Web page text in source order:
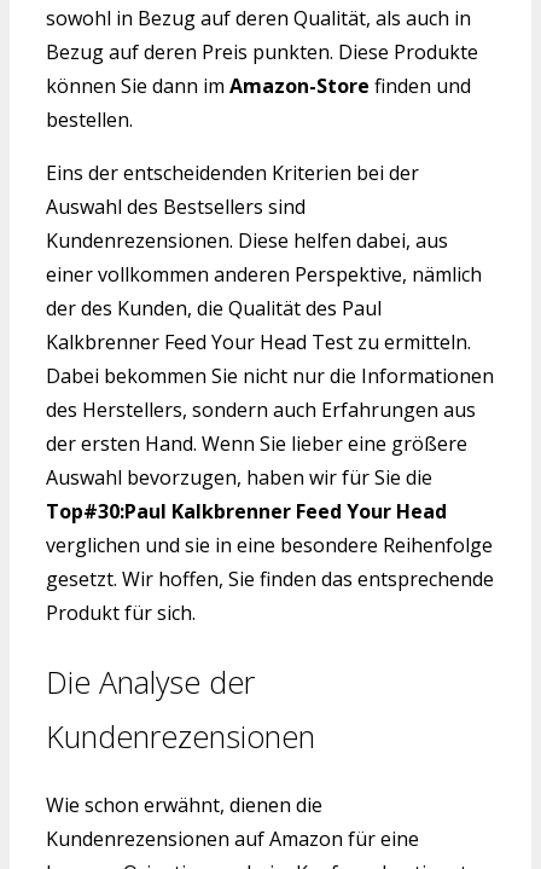
sowohl in Bezug auf deren Qualität, als auch in
Bezug auf deren Preis punkten. Diese Produkte
können Sie dann im Amazon-Store finden und
bestellen.
Eins der entscheidenden Kriterien bei der
Auswahl des Bestsellers sind
Kundenrezensionen. Diese helfen dabei, aus
einer vollkommen anderen Perspektive, nämlich
der des Kunden, die Qualität des Paul
Kalkbrenner Feed Your Head Test zu ermitteln.
Dabei bekommen Sie nicht nur die Informationen
des Herstellers, sondern auch Erfahrungen aus
der ersten Hand. Wenn Sie lieber eine größere
Auswahl bevorzugen, haben wir für Sie die
Top#30:Paul Kalkbrenner Feed Your Head
verglichen und sie in eine besondere Reihenfolge
gesetzt. Wir hoffen, Sie finden das entsprechende
Produkt für sich.
Die Analyse der
Kundenrezensionen
Wie schon erwähnt, dienen die
Kundenrezensionen auf Amazon für eine